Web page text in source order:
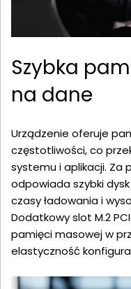
Szybka
na dane
Urządzenie oferuje
częstotliwości, co
systemu i aplikacji. Za
odpowiada szybki
czasy ładowania i
Dodatkowy slot M.2
pamięci masowej w
elastyczność